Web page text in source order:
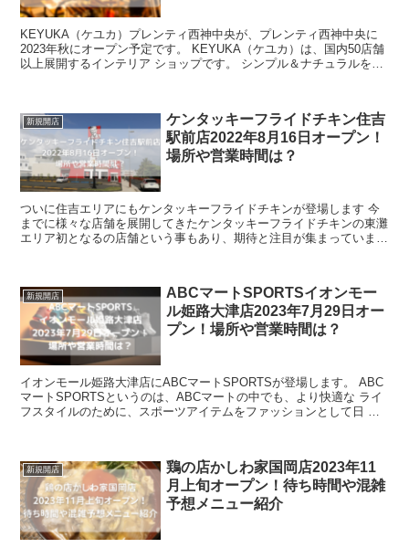
KEYUKA（ケユカ）プレンティ西神中央が、プレンティ西神中央に
2023年秋にオープン予定です。 KEYUKA（ケユカ）は、国内50店舗
以上展開するインテリア ショップです。 シンプル＆ナチュラルをコ
新規開店
ケンタッキーフライドチキン住吉
駅前店2022年8月16日オープン！
場所や営業時間は？
ついに住吉エリアにもケンタッキーフライドチキンが登場します 今
までに様々な店舗を展開してきたケンタッキーフライドチキンの東灘
エリア初となるの店舗という事もあり、期待と注目が集まっていま
新規開店
ABCマートSPORTSイオンモー
ル姫路大津店2023年7月29日オー
プン！場所や営業時間は？
イオンモール姫路大津店にABCマートSPORTSが登場します。 ABC
マートSPORTSというのは、ABCマートの中でも、より快適な ライ
フスタイルのために、スポーツアイテムをファッションとして日 常
新規開店
鶏の店かしわ家国岡店2023年11
月上旬オープン！待ち時間や混雑
予想メニュー紹介